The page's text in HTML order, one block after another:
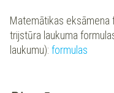
Matemātikas eksāmena
trijstūra laukuma
laukumu): formulas